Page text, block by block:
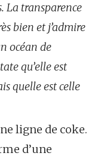
La transparence
bien et j’admire
océan de
qu’elle est
quelle est celle
ligne de coke.
d’une